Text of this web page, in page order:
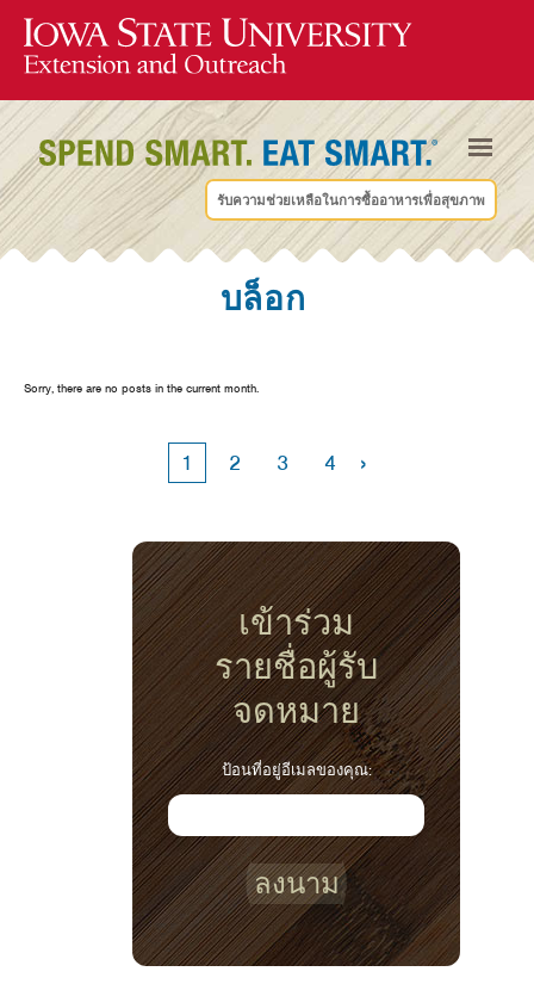
รับความช่วยเหลือในการซื้ออาหารเพื่อสุขภาพ
บล็อก
Sorry, there are no posts in the current month.
1 2 3 4 ›
เข้าร่วม
รายชื่อผู้รับ
จดหมาย
ป้อนที่อยู่อีเมลของคุณ:
ลงนาม